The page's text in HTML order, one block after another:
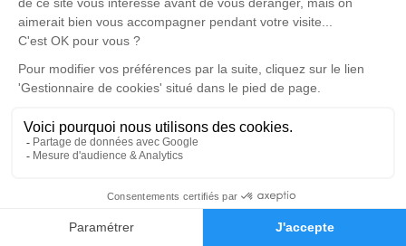
Faire-part Hommages
Un service de plantation d’arbre hommage est
disponible ici.
Je rends hommage
Cérémonie civile
Crématorium de Mérignac
Avenue du Souvenir